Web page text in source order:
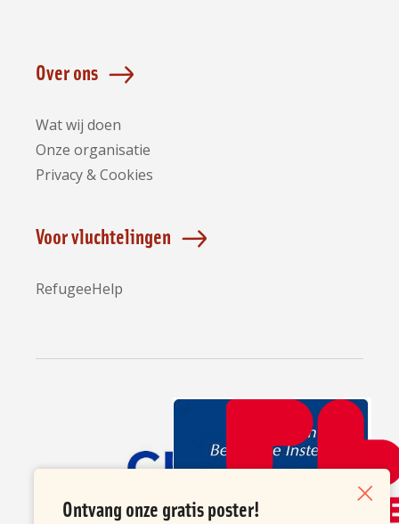
Over ons
Wat wij doen
Onze organisatie
Privacy & Cookies
Voor vluchtelingen
RefugeeHelp
Ontvang onze gratis poster! Sluiten